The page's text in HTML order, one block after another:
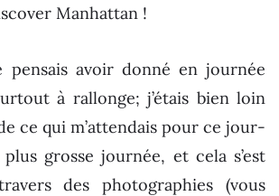
pensais avoir donné en journée
à rallonge; j’étais bien loin
ce qui m’attendais pour ce jour-
grosse journée, et cela s’est
des photographies (vous